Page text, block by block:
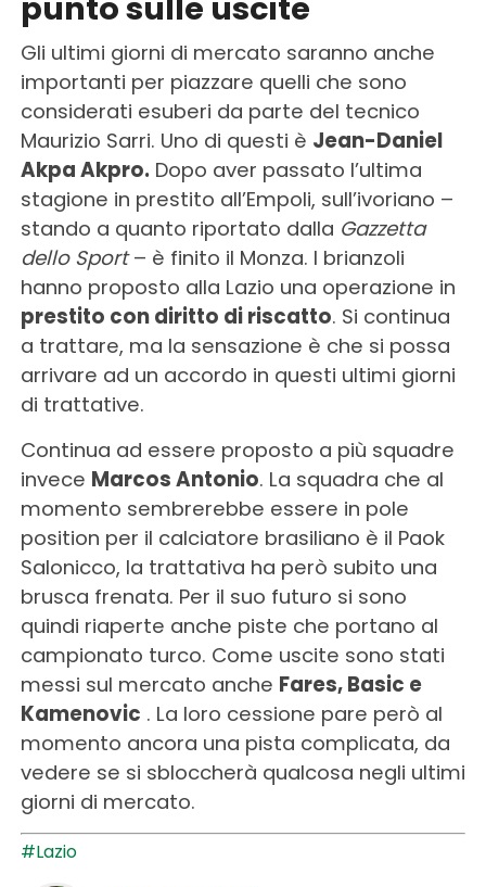
Gli ultimi giorni di mercato saranno anche
importanti per piazzare quelli che sono
considerati esuberi da parte del tecnico
Maurizio Sarri. Uno di questi è Jean-Daniel
Akpa Akpro. Dopo aver passato l’ultima
stagione in prestito all’Empoli, sull’ivoriano –
stando a quanto riportato dalla Gazzetta
dello Sport– è finito il Monza. I brianzoli
hanno proposto alla Lazio una operazione in
prestito con diritto di riscatto. Si continua
a trattare, ma la sensazione è che si possa
arrivare ad un accordo in questi ultimi giorni
di trattative.
Continua ad essere proposto a più squadre
invece Marcos Antonio. La squadra che al
momento sembrerebbe essere in pole
position per il calciatore brasiliano è il Paok
Salonicco, la trattativa ha però subito una
brusca frenata. Per il suo futuro si sono
quindi riaperte anche piste che portano al
campionato turco. Come uscite sono stati
messi sul mercato anche Fares, Basic e
Kamenovic . La loro cessione pare però al
momento ancora una pista complicata, da
vedere se si sbloccherà qualcosa negli ultimi
giorni di mercato.
#Lazio